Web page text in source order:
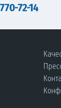
72-14